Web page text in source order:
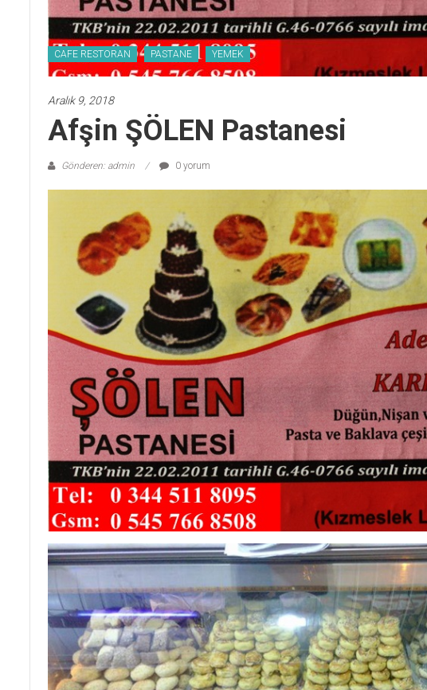
CAFE RESTORAN PASTANE YEMEK
Aralık 9, 2018
Afşin ŞÖLEN Pastanesi
Gönderen: admin 0 yorum